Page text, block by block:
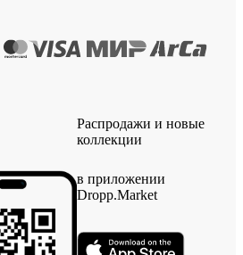
Распродажи и новые
коллекции
в приложении
Dropp.Market